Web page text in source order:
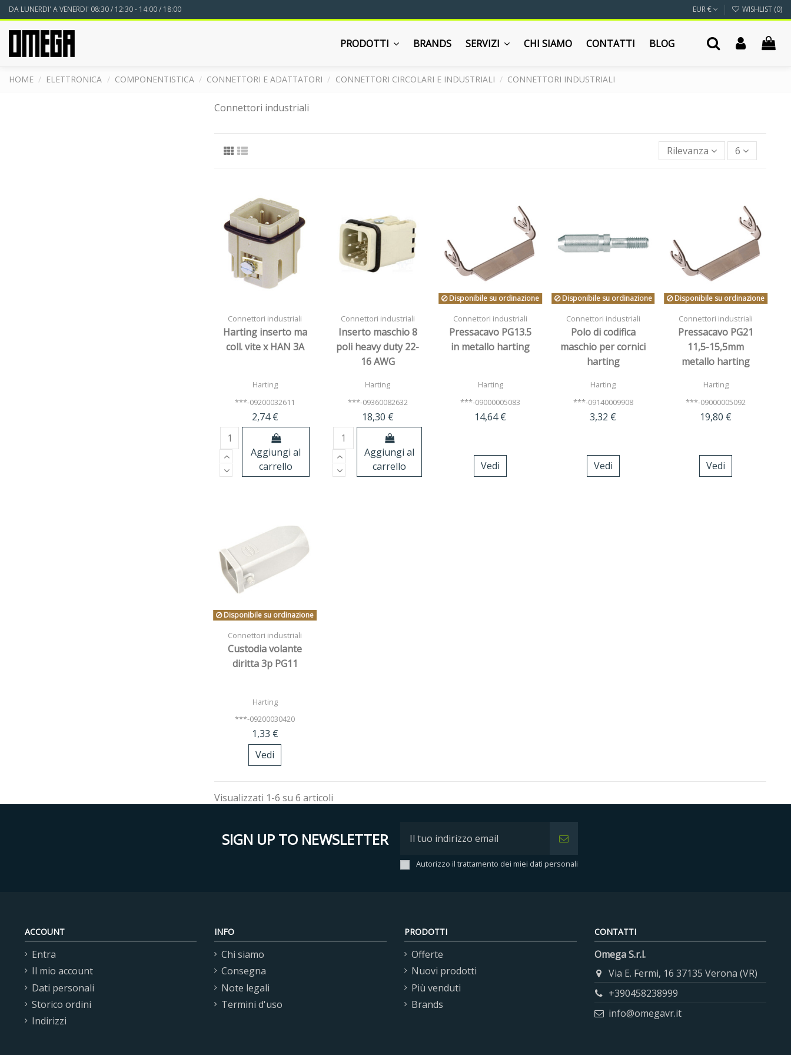
DA LUNERDI' A VENERDI' 08:30 / 12:30 - 14:00 / 18:00 EUR € WISHLIST (0)
PRODOTTI BRANDS SERVIZI CHI SIAMO CONTATTI BLOG
HOME ELETTRONICA COMPONENTISTICA CONNETTORI E ADATTATORI CONNETTORI CIRCOLARI E INDUSTRIALI CONNETTORI INDUSTRIALI
Connettori industriali
Rilevanza 6
Connettori industriali
Harting inserto ma
coll. vite x HAN 3A
Harting
***-09200032611
2,74 €
Aggiungi al
carrello
Connettori industriali
Inserto maschio 8
poli heavy duty 22-
16 AWG
Harting
***-09360082632
18,30 €
Aggiungi al
carrello
Disponibile su ordinazione
Connettori industriali
Pressacavo PG13.5
in metallo harting
Harting
***-09000005083
14,64 €
Vedi
Disponibile su ordinazione
Connettori industriali
Polo di codifica
maschio per cornici
harting
Harting
***-09140009908
3,32 €
Vedi
Disponibile su ordinazione
Connettori industriali
Pressacavo PG21
11,5-15,5mm
metallo harting
Harting
***-09000005092
19,80 €
Vedi
Disponibile su ordinazione
Connettori industriali
Custodia volante
diritta 3p PG11
Harting
***-09200030420
1,33 €
Vedi
Visualizzati 1-6 su 6 articoli
SIGN UP TO NEWSLETTER
Autorizzo il trattamento dei miei dati personali
ACCOUNT
Entra
Il mio account
Dati personali
Storico ordini
Indirizzi
INFO
Chi siamo
Consegna
Note legali
Termini d'uso
PRODOTTI
Offerte
Nuovi prodotti
Più venduti
Brands
CONTATTI
Omega S.r.l.
Via E. Fermi, 16 37135 Verona (VR)
+390458238999
info@omegavr.it